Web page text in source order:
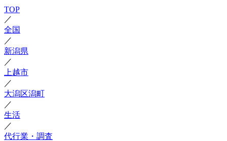
TOP
／
全国
／
新潟県
／
上越市
／
大潟区潟町
／
生活
／
代行業・調査